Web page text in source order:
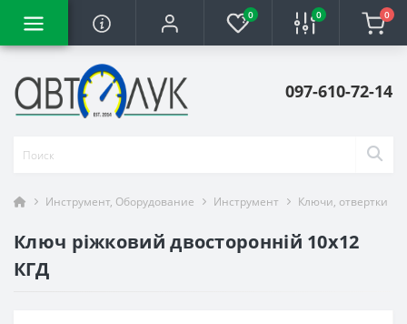
0 0 0
097-610-72-14
Инструмент, Оборудование Инструмент Ключи, отвертки
Ключ ріжковий двосторонній 10х12
КГД